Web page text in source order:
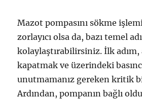
Mazot pompasını sökme
zorlayıcı olsa da, bazı temel
kolaylaştırabilirsiniz. İlk adım,
kapatmak ve üzerindeki
unutmamanız gereken kritik
Ardından, pompanın bağlı